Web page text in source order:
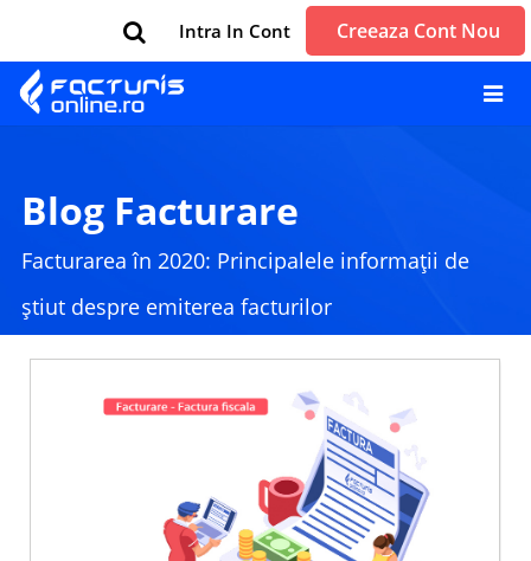
Intra In Cont Creeaza Cont Nou
Blog Facturare
Facturarea în 2020: Principalele informații de
știut despre emiterea facturilor